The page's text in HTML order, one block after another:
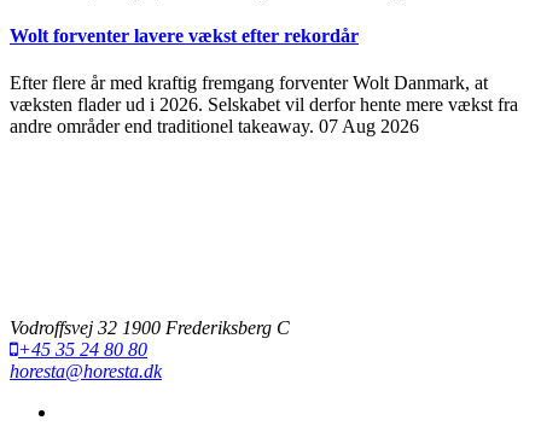
Wolt forventer lavere vækst efter rekordår
Efter flere år med kraftig fremgang forventer Wolt Danmark, at
væksten flader ud i 2026. Selskabet vil derfor hente mere vækst fra
andre områder end traditionel takeaway. 07 Aug 2026
Vodroffsvej 32 1900 Frederiksberg C
+45 35 24 80 80
horesta@horesta.dk